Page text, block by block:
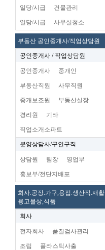
일당/시급 건물관리
일당/시급 사무실청소
부동산 공인중개사/직업상담원
공인중개사 / 직업상담원
공인중개사 중개인
부동산직원 사무직원
중개보조원 부동산실장
경리원 기타
직업소개소파트
분양상담사/구인구직
상담원 팀장 영업부
홍보부/전단지배포
회사.공장.가구,용접.생산직.재활
용고물상,식품
회사
전자회사 품질검사관리
조립 플라스틱사출